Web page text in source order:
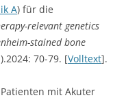
A) für die
relevant genetics
stained bone
70-79. [Volltext].
mit Akuter